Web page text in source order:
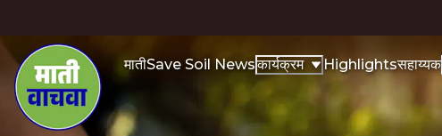
मातीSave Soil Newsकार्यक्रम Highlightsसहाय्यक